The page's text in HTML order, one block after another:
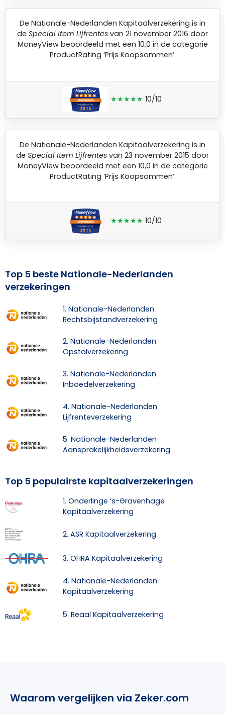
De Nationale-Nederlanden Kapitaalverzekering is in
de Special Item Lijfrentes van 21 november 2016 door
MoneyViewbeoordeeld met een 10,0 in de categorie
ProductRating ‘Prijs Koopsommen’.
★★★★★ 10/10
De Nationale-Nederlanden Kapitaalverzekering is in
de Special Item Lijfrentes van 23 november 2015 door
MoneyViewbeoordeeld met een 10,0 in de categorie
ProductRating ‘Prijs Koopsommen’.
★★★★★ 10/10
Top 5 beste Nationale-Nederlanden
verzekeringen
1. Nationale-Nederlanden
Rechtsbijstandverzekering
2. Nationale-Nederlanden
Opstalverzekering
3. Nationale-Nederlanden
Inboedelverzekering
4. Nationale-Nederlanden
Lijfrenteverzekering
5. Nationale-Nederlanden
Aansprakelijkheidsverzekering
Top 5 populairste kapitaalverzekeringen
1. Onderlinge ‘s-Gravenhage
Kapitaalverzekering
2. ASR Kapitaalverzekering
3. OHRA Kapitaalverzekering
4. Nationale-Nederlanden
Kapitaalverzekering
5. Reaal Kapitaalverzekering
Waarom vergelijken via Zeker.com